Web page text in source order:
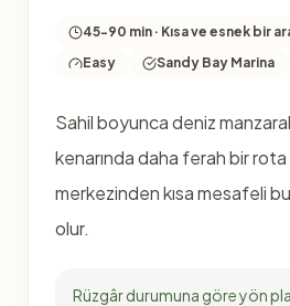
45-90 min · Kısa ve esnek bir
Easy
Sandy Bay Marina
Sahil boyunca deniz
kenarında daha ferah bir rota
merkezinden kısa mesafeli
olur.
Rüzgâr durumuna göre yön